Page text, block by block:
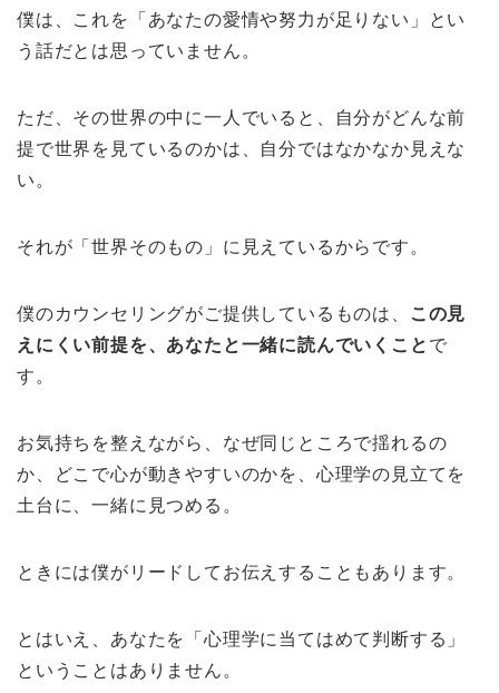
僕は、これを「あなたの愛情や努力が足りない」とい
う話だとは思っていません。
ただ、その世界の中に一人でいると、自分がどんな前
提で世界を見ているのかは、自分ではなかなか見えな
い。
それが「世界そのもの」に見えているからです。
僕のカウンセリングがご提供しているものは、
この見
えにくい前提を、あなたと一緒に読んでいくこと で
す。
お気持ちを整えながら、なぜ同じところで揺れるの
か、どこで心が動きやすいのかを、心理学の見立てを
土台に、一緒に見つめる。
ときには僕がリードしてお伝えすることもあります。
とはいえ、あなたを「心理学に当てはめて判断する」
ということはありません。